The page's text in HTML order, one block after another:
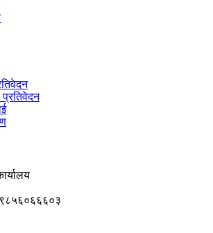
प्रतिवेदन